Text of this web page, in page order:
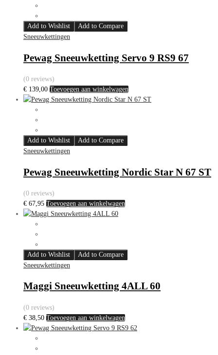
Add to Wishlist
Add to Compare
Sneeuwkettingen
Pewag Sneeuwketting Servo 9 RS9 67
(0 reviews)
€ 139,00 Toevoegen aan winkelwagen
Add to Wishlist
Add to Compare
Sneeuwkettingen
Pewag Sneeuwketting Nordic Star N 67 ST
(0 reviews)
€ 67,95 Toevoegen aan winkelwagen
Add to Wishlist
Add to Compare
Sneeuwkettingen
Maggi Sneeuwketting 4ALL 60
(0 reviews)
€ 38,50 Toevoegen aan winkelwagen